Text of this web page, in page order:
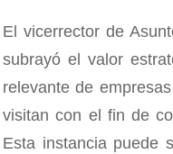
El vicerrector de
subrayó el valor
relevante de
visitan con el fin de
Esta instancia puede